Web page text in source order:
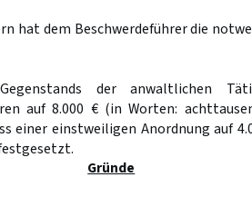
hat dem Beschwerdeführer die
der anwaltlichen
auf 8.000 € (in Worten:
einer einstweiligen Anordnung auf
Gründe